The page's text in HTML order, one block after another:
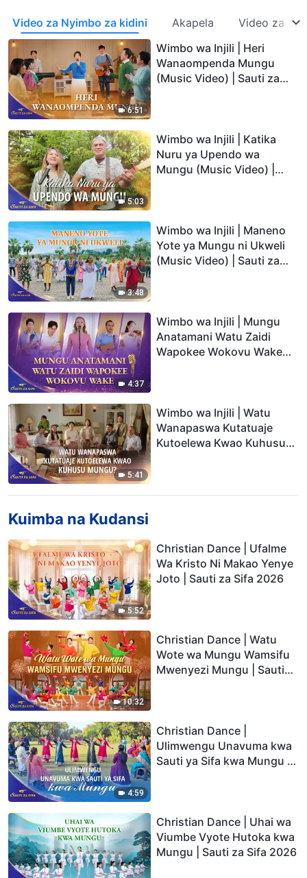
Video za Nyimbo za kidini Akapela Video za
6:51
Wimbo wa Injili | Heri
Wanaompenda Mungu
(Music Video) | Sauti za
5:03
Wimbo wa Injili | Katika
Nuru ya Upendo wa
Mungu (Music Video) |
3:48
Wimbo wa Injili | Maneno
Yote ya Mungu ni Ukweli
(Music Video) | Sauti za
4:37
Wimbo wa Injili | Mungu
Anatamani Watu Zaidi
Wapokee Wokovu Wake
5:41
Wimbo wa Injili | Watu
Wanapaswa Kutatuaje
Kutoelewa Kwao Kuhusu
Kuimba na Kudansi
5:52
Christian Dance | Ufalme
Wa Kristo Ni Makao Yenye
Joto | Sauti za Sifa 2026
10:32
Christian Dance | Watu
Wote wa Mungu Wamsifu
Mwenyezi Mungu | Sauti
4:59
Christian Dance |
Ulimwengu Unavuma kwa
Sauti ya Sifa kwa Mungu |
Christian Dance | Uhai wa
Viumbe Vyote Hutoka kwa
Mungu | Sauti za Sifa 2026